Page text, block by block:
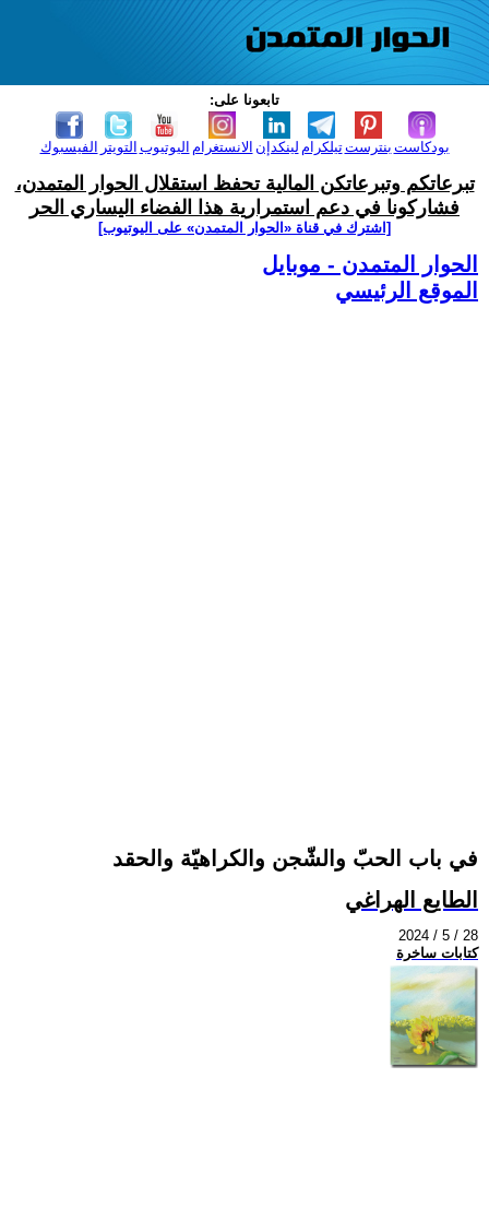
تابعونا على:
الفيسبوك التويتر اليوتيوب الانستغرام لينكدإن تيلكرامبنترست بودكاست
تبرعاتكم وتبرعاتكن المالية تحفظ استقلال الحوار المتمدن،
فشاركونا في دعم استمرارية هذا الفضاء اليساري الحر
[اشترك في قناة ‫«الحوار المتمدن» على اليوتيوب]
الحوار المتمدن - موبايل
الموقع الرئيسي
في باب الحبّ والشّجن والكراهيّة والحقد
الطايع الهراغي
2024 / 5 / 28
كتابات ساخرة